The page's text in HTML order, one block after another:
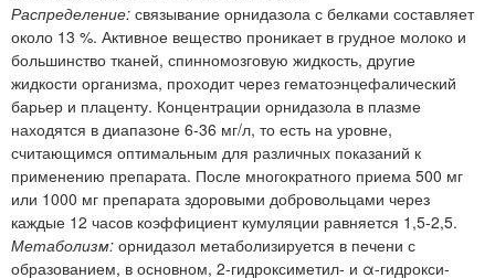
Распределение: связывание орнидазола с белками составляет
около 13 %. Активное вещество проникает в грудное молоко и
большинство тканей, спинномозговую жидкость, другие
жидкости организма, проходит через гематоэнцефалический
барьер и плаценту. Концентрации орнидазола в плазме
находятся в диапазоне 6-36 мг/л, то есть на уровне,
считающимся оптимальным для различных показаний к
применению препарата. После многократного приема 500 мг
или 1000 мг препарата здоровыми добровольцами через
каждые 12 часов коэффициент кумуляции равняется 1,5-2,5.
Метаболизм: орнидазол метаболизируется в печени с
образованием, в основном, 2-гидроксиметил- и α-гидрокси-